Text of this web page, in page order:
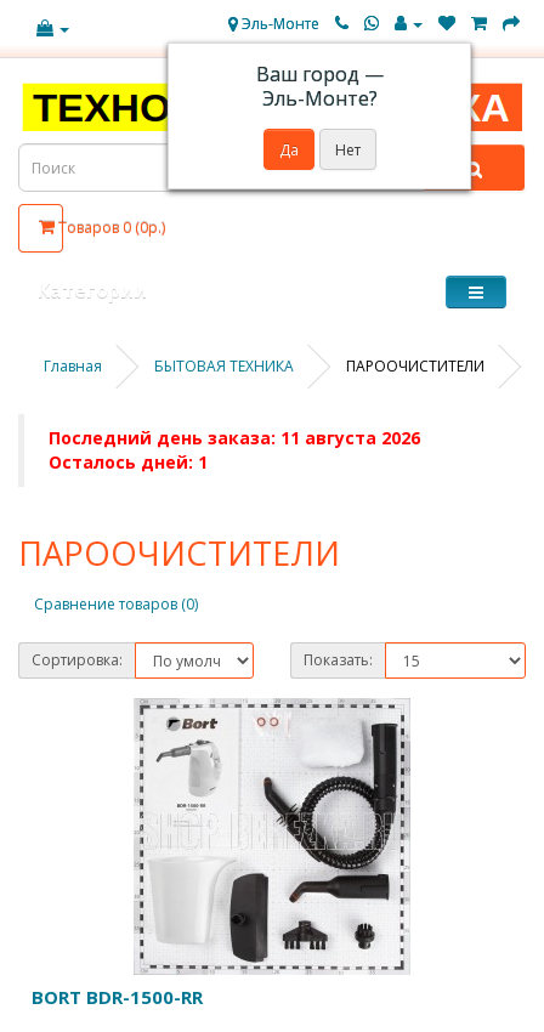
Эль-Монте
Ваш город —
Эль-Монте?
Товаров 0 (0р.)
Категории
Главная БЫТОВАЯ ТЕХНИКА ПАРООЧИСТИТЕЛИ
Последний день заказа: 11 августа 2026
Осталось дней: 1
ПАРООЧИСТИТЕЛИ
Сравнение товаров (0)
Сортировка: Показать:
BORT BDR-1500-RR